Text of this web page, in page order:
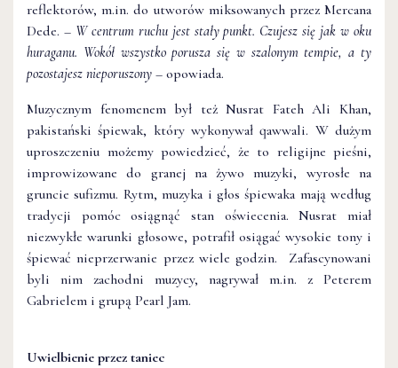
reflektorów, m.in. do utworów miksowanych przez Mercana
Dede. – W centrum ruchu jest stały punkt. Czujesz się jak w oku
huraganu. Wokół wszystko porusza się w szalonym tempie, a ty
pozostajesz nieporuszony – opowiada.
Muzycznym fenomenem był też Nusrat Fateh Ali Khan,
pakistański śpiewak, który wykonywał qawwali. W dużym
uproszczeniu możemy powiedzieć, że to religijne pieśni,
improwizowane do granej na żywo muzyki, wyrosłe na
gruncie sufizmu. Rytm, muzyka i głos śpiewaka mają według
tradycji pomóc osiągnąć stan oświecenia. Nusrat miał
niezwykłe warunki głosowe, potrafił osiągać wysokie tony i
śpiewać nieprzerwanie przez wiele godzin. Zafascynowani
byli nim zachodni muzycy, nagrywał m.in. z Peterem
Gabrielem i grupą Pearl Jam.
Uwielbienie przez taniec